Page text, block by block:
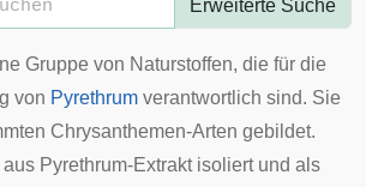
Erweiterte Suche
Gruppe von Naturstoffen, die für die
von Pyrethrum verantwortlich sind. Sie
Chrysanthemen-Arten gebildet.
Pyrethrum-Extraktisoliert und als